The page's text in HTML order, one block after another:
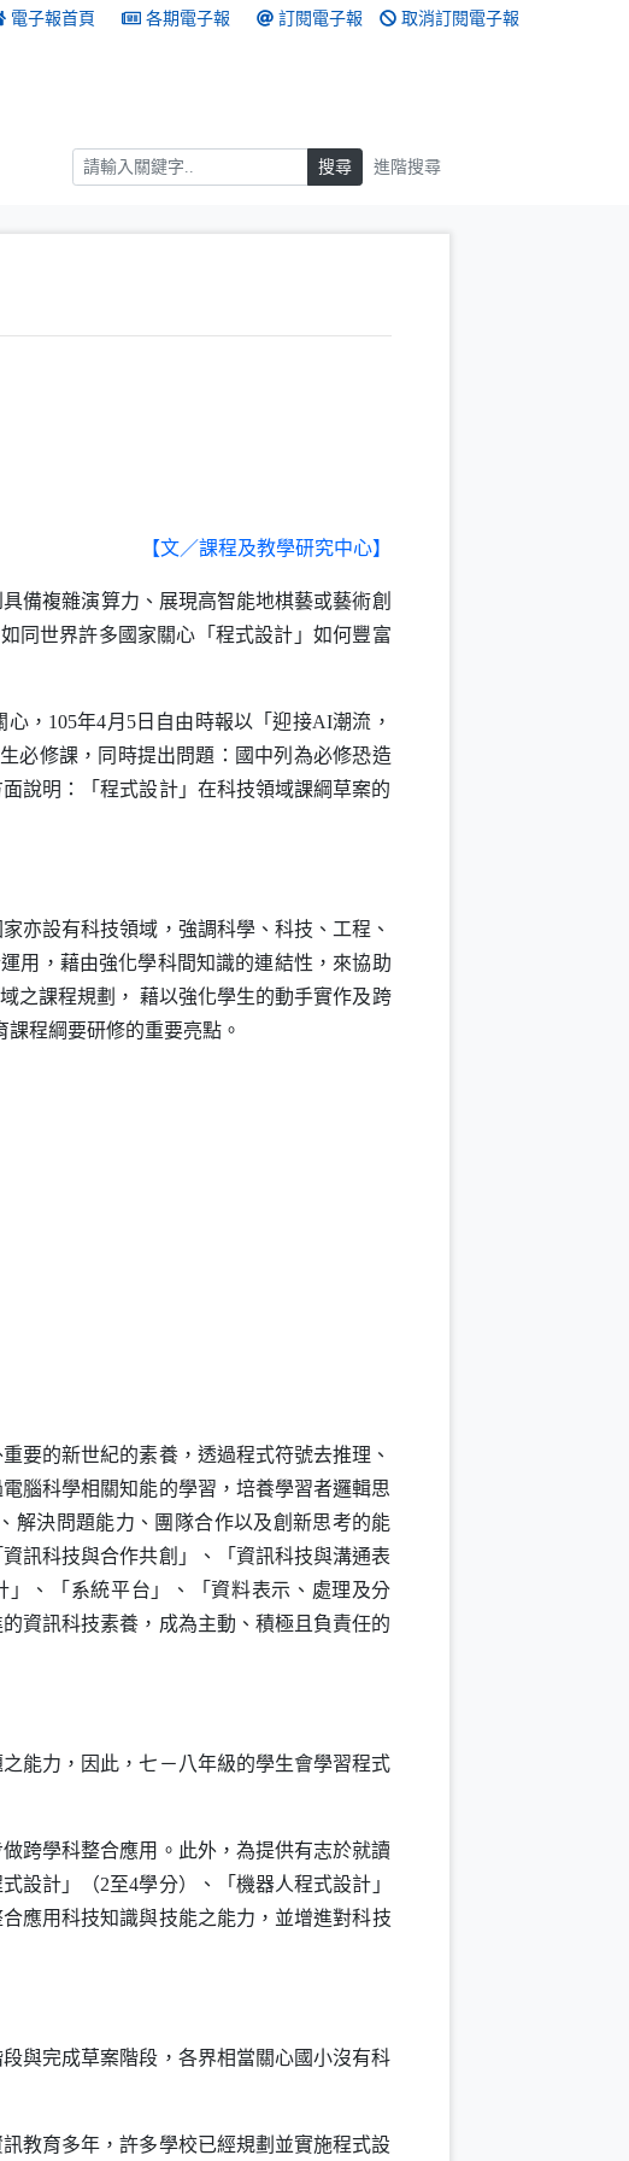
電子報首頁 各期電子報 訂閱電子報 取消訂閱電子報
搜尋 搜尋 進階搜尋
【文／課程及教學研究中心】
備複雜演算力、展現高智能地棋藝或藝術創
同世界許多國家關心「程式設計」如何豐富
， 105年4月 5日自由時報以「迎接AI潮流，
必修課，同時提出問題：國中列為必修恐造
說明：「程式設計」在科技領域課綱草案的
設有科技領域，強調科學、科技、工程、
用，藉由強化學科間知識的連結性，來協助
之課程規劃，
藉以強化學生的動手實作及跨
程綱要研修的重要亮點。
的新世紀的素養，透過程式符號去推理、
腦科學相關知能的學習，培養學習者邏輯思
解決問題能力、團隊合作以及創新思考的能
訊科技與合作共創」、「資訊科技與溝通表
、「系統平台」、「資料表示、處理及分
資訊科技素養，成為主動、積極且負責任的
能力，因此，七－八年級的學生會學習程式
學科整合應用。此外，為提供有志於就讀
設計」（2至4學分）、「機器人程式設計」
應用科技知識與技能之能力，並增進對科技
與完成草案階段，各界相當關心國小沒有科
育多年，許多學校已經規劃並實施程式設